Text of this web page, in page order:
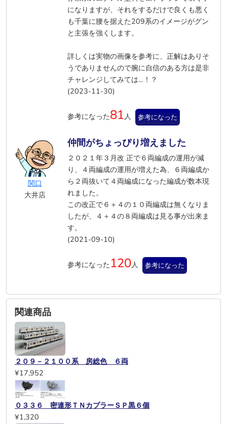
になりますが、それをするだけで良くも悪く
も千葉に腰を据えた209系のイメージがグン
と主張を強くします。
詳しくは実物の画像を参考に、正解はありそ
うでありませんので腕に自信のある方は是非
チャレンジしてみては…！？
(2023-11-30)
参考になった81人 参考になった
関口
大井店
仲間がちょっぴり増えました
２０２１年３月改 正で６両編成の運用が減
り、４両編成の運用が増えた為、６両編成か
ら２両抜いて４両編成になった編成が数本現
れました。
この改正で６＋４の１０両編成は無くなりま
したが、４＋４の８両編成は見る事が出来ま
す。
(2021-09-10)
参考になった 120人 参考になった
関連商品
２０９－２１００系 房総色 ６両
¥17,952
０３３６ 密連形ＴＮカプラーＳＰ黒６個
¥1,320